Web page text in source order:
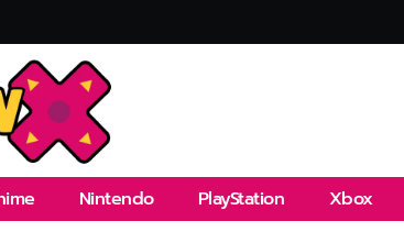
Nintendo PlayStation Xbox